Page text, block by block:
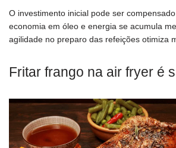
O investimento inicial pode ser
economia em óleo e energia se acumula
agilidade no preparo das refeições otimiza
Fritar frango na air fryer é